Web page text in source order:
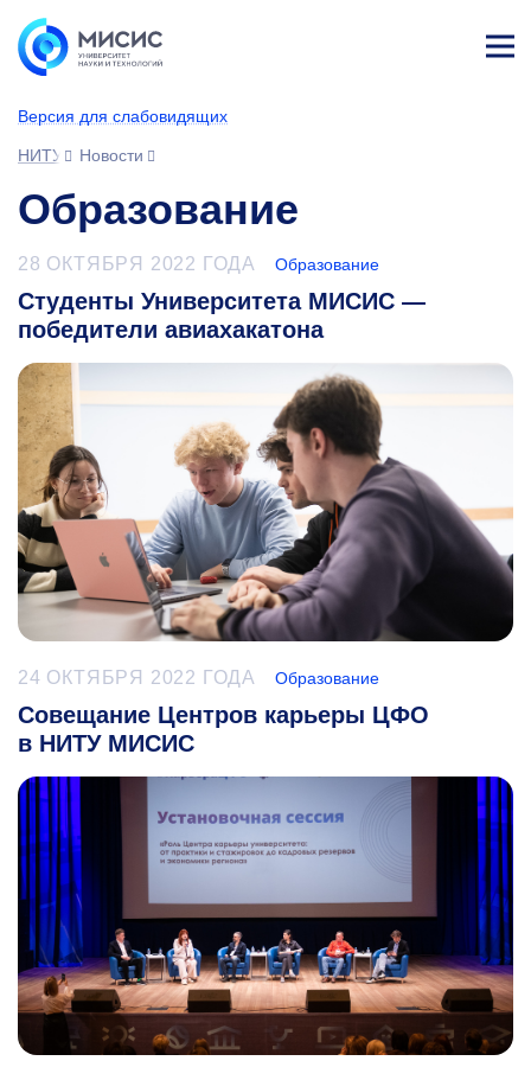
Версия для слабовидящих
НИТУ МИСИС
Новости
Образование
28 ОКТЯБРЯ 2022 ГОДА Образование
Студенты Университета МИСИС —
победители авиахакатона
24 ОКТЯБРЯ 2022 ГОДА Образование
Совещание Центров карьеры ЦФО
в НИТУ МИСИС